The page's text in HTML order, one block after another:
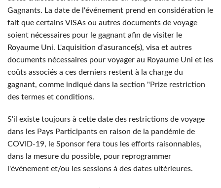
Gagnants. La date de l'événement prend en considération le
fait que certains VISAs ou autres documents de voyage
soient nécessaires pour le gagnant afin de visiter le
Royaume Uni. L'aquisition d'asurance(s), visa et autres
documents nécessaires pour voyager au Royaume Uni et les
coûts associés a ces derniers restent à la charge du
gagnant, comme indiqué dans la section "Prize restriction
des termes et conditions.
S'il existe toujours à cette date des restrictions de voyage
dans les Pays Participants en raison de la pandémie de
COVID-19, le Sponsor fera tous les efforts raisonnables,
dans la mesure du possible, pour reprogrammer
l'événement et/ou les sessions à des dates ultérieures.